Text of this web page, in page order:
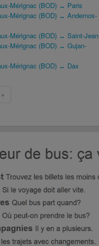
Mérignac (BOD) ↔ Paris
Mérignac (BOD) ↔ Andernos-
Mérignac (BOD) ↔ Saint-Jean
Mérignac (BOD) ↔ Gujan-
Mérignac (BOD) ↔ Dax
»